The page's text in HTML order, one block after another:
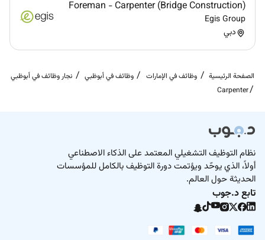
Foreman - Carpenter (Bridge Construction)
Egis Group
دبي
الصفحة الرئيسية وظائف في الإمارات وظائف في أبوظبي
نجار وظائف في أبوظبي
Carpenter
نظام التوظيف التشغيلي المعتمد على الذكاء الاصطناعي
أولاً، الذي يوحّد ويؤتمت دورة التوظيف بالكامل للمؤسسات
الحديثة حول العالم.
تابع د.جوب